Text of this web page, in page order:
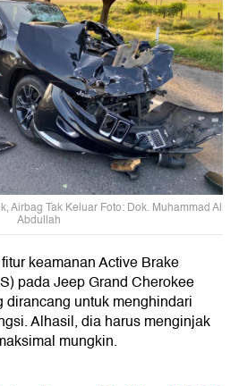
Airbag Tak Keluar Foto: Dok. Muhammad Al
Abdullah
keamanan Active Brake
pada Jeep Grand Cherokee
dirancang untuk menghindari
Alhasil, dia harus menginjak
mungkin.